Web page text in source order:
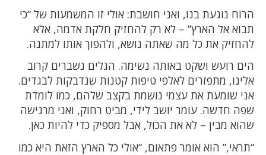
הרוח נוגעת בנו, ואני חושבת: אולי זו המשמעות של “כי
תבוא אל הארץ” – לא רק להחזיק חלקת אדמה, אלא
להחזיק את כל מה שאתה נושא, ולהפוך אותו למתנה.
הים רועש ושקט באותה נשימה. הגלים נשברים קרוב
אלינו, מתפזרים לאלפי טיפות קטנות שנדבקות לבגדים.
אני שומעת את עצמי נושמת בקצב שלהם, כמו לומדת
שפה חדשה. עומר יושב לידי, מביט רחוק, ואני מרגישה
שהוא מבין – לא את הכול, אבל מספיק כדי להיות כאן.
“תראי,” הוא אומר פתאום, “אולי כל הארץ הזאת היא כמו